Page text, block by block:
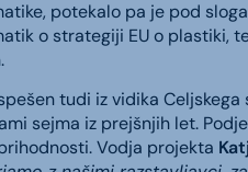
potekalo pa je pod
o strategiji EU o plastiki,
tudi iz vidika
sejma iz prejšnjih let.
Vodja projekta